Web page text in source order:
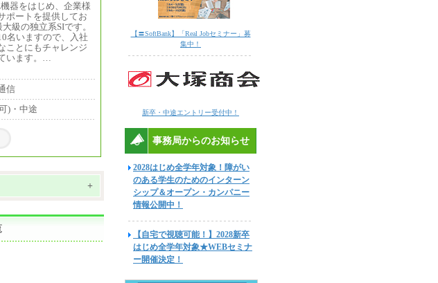
器をはじめ、企業様
ポートを提供してお
級の独立系SIです。
名いますので、入社
ことにもチャレンジ
います。…
信
)・中途
+
【〓SoftBank】「Real Jobセミナー」募
集中！
新卒・中途エントリー受付中！
事務局からのお知らせ
2028はじめ全学年対象！障がい
のある学生のためのインターン
シップ＆オープン・カンパニー
情報公開中！
【自宅で視聴可能！】2028新卒
はじめ全学年対象★WEBセミナ
ー開催決定！